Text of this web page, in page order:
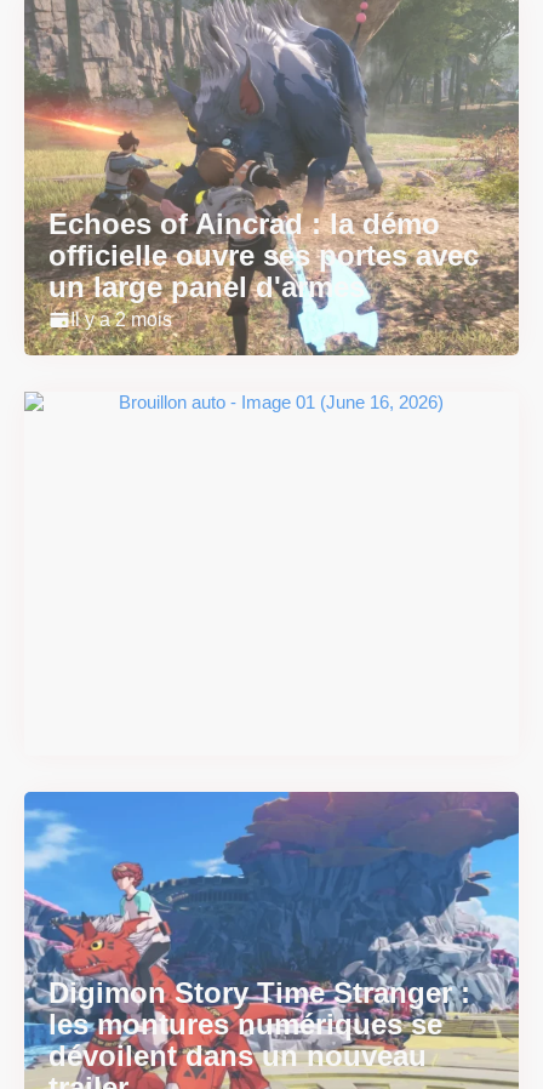
Echoes of Aincrad : la démo
officielle ouvre ses portes avec
un large panel d'armes
Il y a 2 mois
Digimon Story Time Stranger :
les montures numériques se
dévoilent dans un nouveau